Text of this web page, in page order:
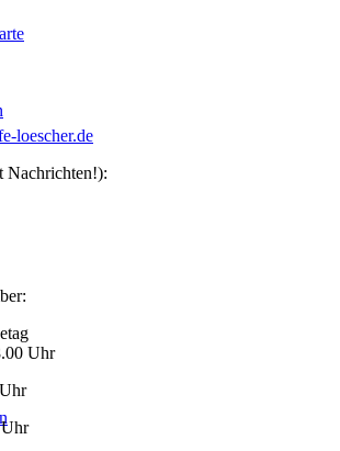
loescher.de
Nachrichten!):
Uhr